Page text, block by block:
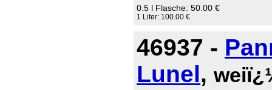
0.5 l Flasche: 50.00 €
1 Liter: 100.00 €
46937 -
Lunel,